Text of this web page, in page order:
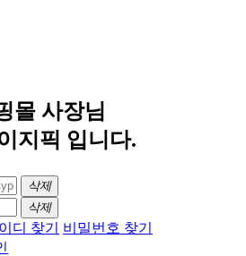
몰 사장님
지픽 입니다.
삭제
삭제
디 찾기 비밀번호 찾기